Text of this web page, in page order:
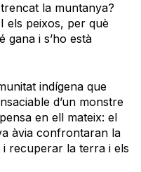
la muntanya?
els peixos, per què
gana i s’ho està
indígena que
d’un monstre
en ell mateix: el
àvia confrontaran la
i recuperar la terra i els